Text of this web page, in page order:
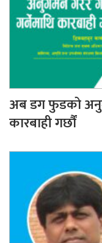
अब डग फुडको
कारबाही गर्छौं